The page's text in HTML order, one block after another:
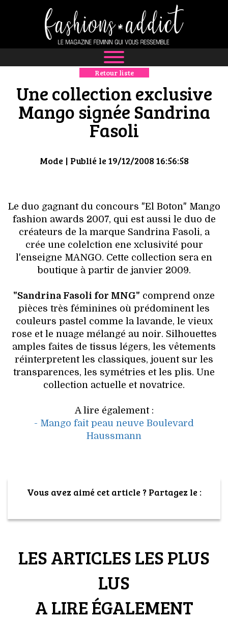
NEWS
MODE
LUXE
DÉFILÉS
CULTURE
HIGH TECH
MAISON
LIEUX TENDANCES
BEAUTÉ
MODE DE RUE
JEUNES CRÉATEURS
HISTOIRE DES MARQUES
DÉCO
Retour liste
Une collection exclusive
Mango signée Sandrina
Fasoli
Mode| Publié le 19/12/2008 16:56:58
Le duo gagnant du concours "El Boton" Mango
fashion awards 2007, qui est aussi le duo de
créateurs de la marque Sandrina Fasoli, a
crée une colelction ene xclusivité pour
l'enseigne MANGO. Cette collection sera en
boutique à partir de janvier 2009.
"Sandrina Fasoli for MNG" comprend onze
pièces très féminines où prédominent les
couleurs pastel comme la lavande, le vieux
rose et le nuage mélangé au noir. Silhouettes
amples faites de tissus légers, les vêtements
réinterpretent les classiques, jouent sur les
transparences, les symétries et les plis. Une
collection actuelle et novatrice.
A lire également :
- Mango fait peau neuve Boulevard
Haussmann
Vous avez aimé cet article ? Partagez le :
LES ARTICLES LES PLUS
LUS
A LIRE ÉGALEMENT